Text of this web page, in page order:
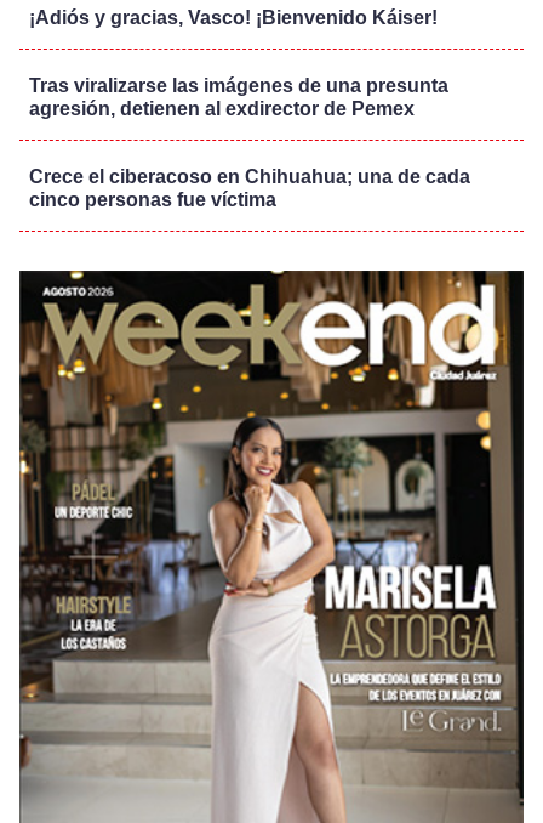
¡Adiós y gracias, Vasco! ¡Bienvenido Káiser!
Tras viralizarse las imágenes de una presunta
agresión, detienen al exdirector de Pemex
Crece el ciberacoso en Chihuahua; una de cada
cinco personas fue víctima